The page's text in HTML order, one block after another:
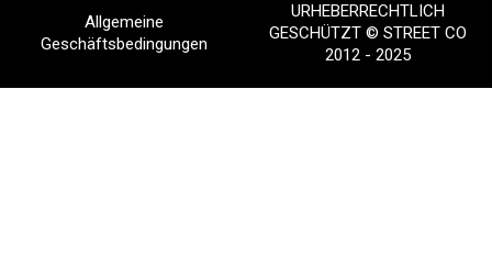
Allgemeine
Geschäftsbedingungen
URHEBERRECHTLICH
GESCHÜTZT © STREET CO
2012 - 2025